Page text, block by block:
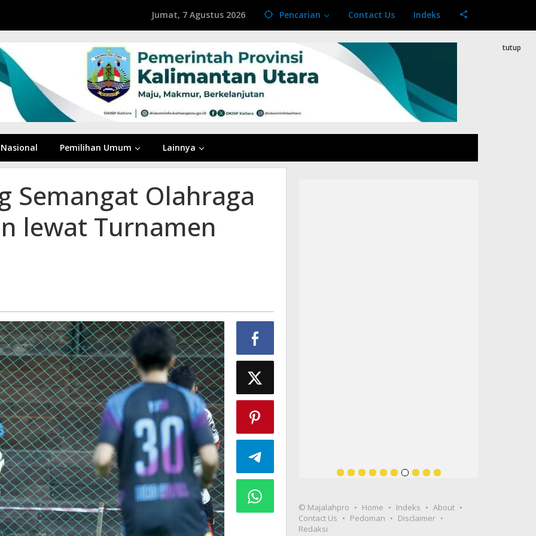
Jumat, 7 Agustus 2026 Pencarian Contact Us Indeks
Nasional Pemilihan Umum Lainnya
tutup
Semangat Olahraga
lewat Turnamen
© Majalahpro Home Indeks
About
Contact Us
Pedoman
Disclaimer
Redaksi